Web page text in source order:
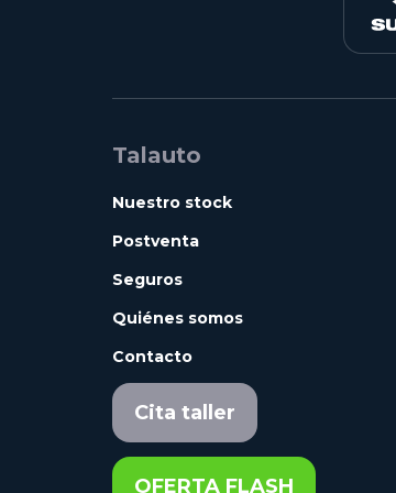
Talauto
Nuestro stock
Postventa
Seguros
Quiénes somos
Contacto
Cita taller
OFERTA FLASH